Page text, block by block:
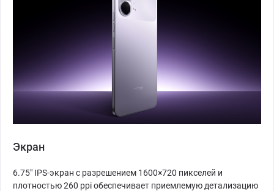
Экран
6.75" IPS-экран с разрешением 1600×720 пикселей и
плотностью 260 ppi обеспечивает приемлемую детализацию